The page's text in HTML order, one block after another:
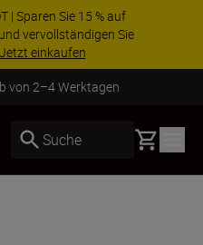
| Sparen Sie 15 % auf
vervollständigen Sie
Jetzt einkaufen
von 2–4 Werktagen
Suche Basket